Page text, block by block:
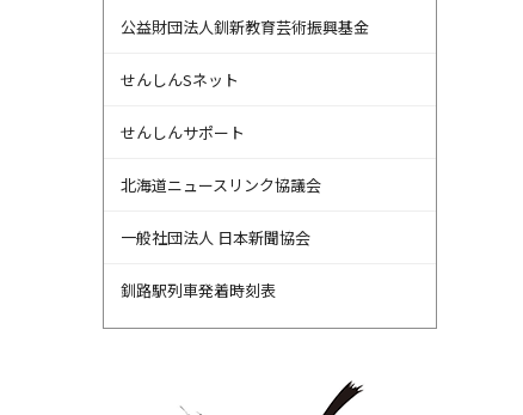
公益財団法人釧新教育芸術振興基金
せんしんSネット
せんしんサポート
北海道ニュースリンク協議会
一般社団法人 日本新聞協会
釧路駅列車発着時刻表